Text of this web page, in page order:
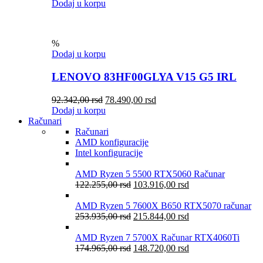
Dodaj u korpu
%
Dodaj u korpu
LENOVO 83HF00GLYA V15 G5 IRL
92.342,00rsd 78.490,00 rsd
Dodaj u korpu
Računari
Računari
AMD konfiguracije
Intel konfiguracije
AMD Ryzen 5 5500 RTX5060 Računar
122.255,00rsd 103.916,00 rsd
AMD Ryzen 5 7600X B650 RTX5070 računar
253.935,00rsd 215.844,00 rsd
AMD Ryzen 7 5700X Računar RTX4060Ti
174.965,00rsd 148.720,00 rsd